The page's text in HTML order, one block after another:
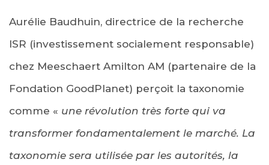
Aurélie Baudhuin, directrice de la recherche
ISR (investissement socialement responsable)
chez Meeschaert Amilton AM (partenaire de la
Fondation GoodPlanet) perçoit la taxonomie
comme « une révolution très forte qui va
transformer fondamentalement le marché. La
taxonomie sera utilisée par les autorités, la